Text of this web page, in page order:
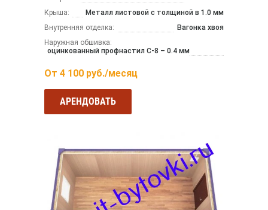
Крыша:
Металл листовой с толщиной в 1.0 мм
Внутренняя отделка:
Вагонка хвоя
Наружная обшивка:
оцинкованный профнастил С-8 – 0.4 мм
От 4 100 руб./месяц
АРЕНДОВАТЬ